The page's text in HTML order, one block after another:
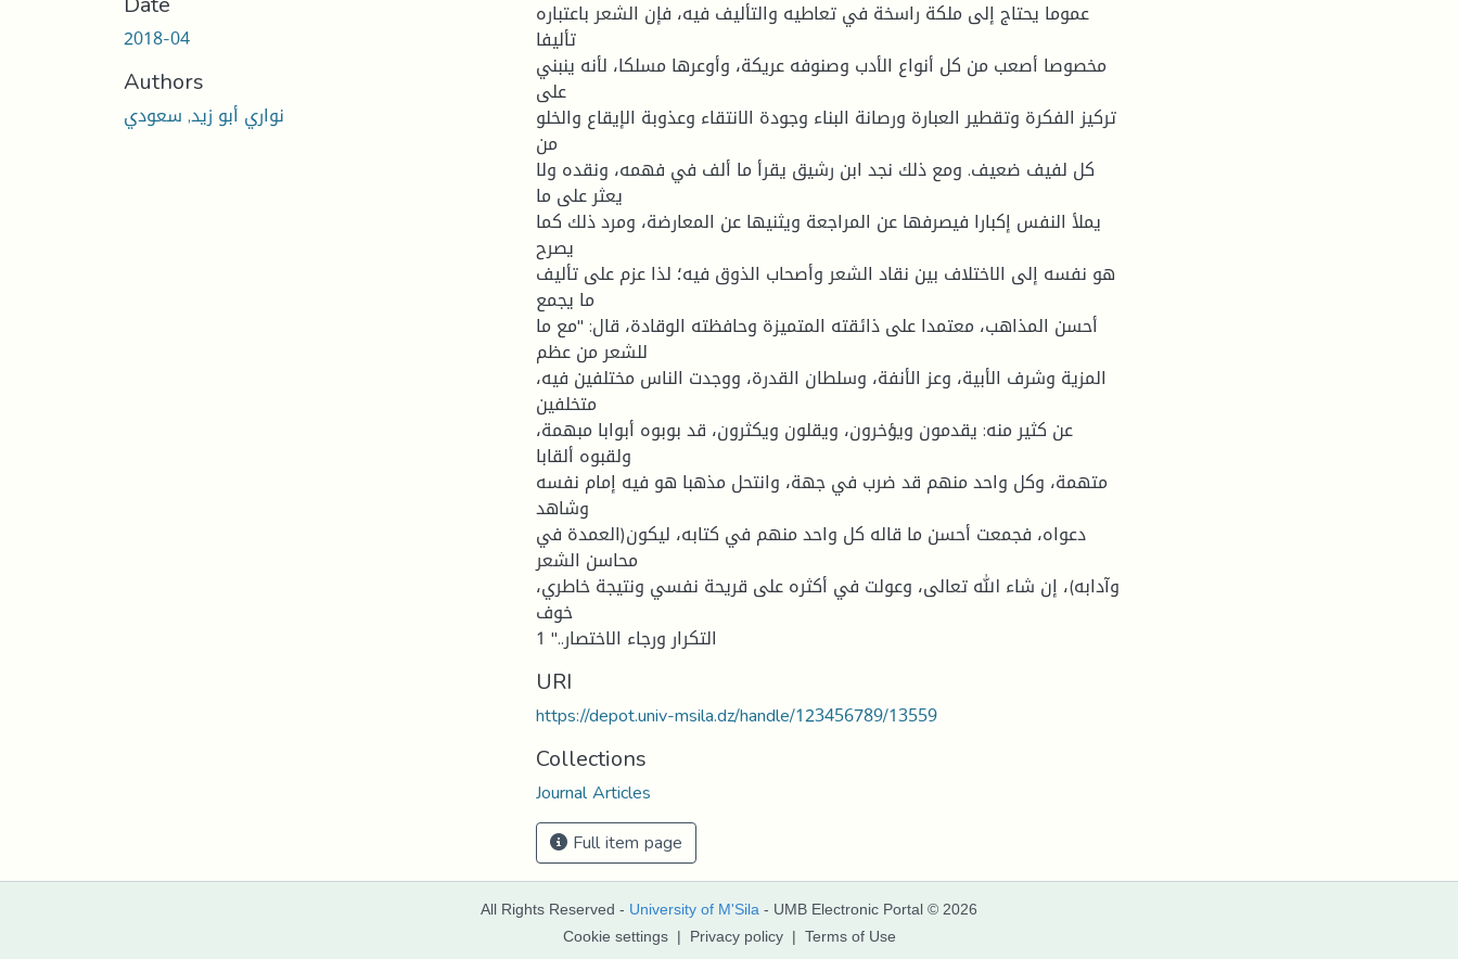
2018-04
Authors
نواري أبو زيد, سعودي
عموما يحتاج إلى ملكة راسخة في تعاطيه والتأليف فيه، فإن الشعر باعتباره
تأليفا
مخصوصا أصعب من كل أنواع الأدب وصنوفه عريكة، وأوعرها مسلكا، لأنه ينبني
على
تركيز الفكرة وتقطير العبارة ورصانة البناء وجودة الانتقاء وعذوبة الإيقاع والخلو
من
كل لفيف ضعيف. ومع ذلك نجد ابن رشيق يقرأ ما ألف في فهمه، ونقده ولا
يعثر على ما
يملأ النفس إكبارا فيصرفها عن المراجعة ويثنيها عن المعارضة، ومرد ذلك كما
يصرح
هو نفسه إلى الاختلاف بين نقاد الشعر وأصحاب الذوق فيه؛ لذا عزم على تأليف
ما يجمع
أحسن المذاهب، معتمدا على ذائقته المتميزة وحافظته الوقادة، قال: "مع ما
للشعر من عظم
المزية وشرف الأبية، وعز الأنفة، وسلطان القدرة، ووجدت الناس مختلفين فيه،
متخلفين
عن كثير منه: يقدمون ويؤخرون، ويقلون ويكثرون، قد بوبوه أبوابا مبهمة،
ولقبوه ألقابا
متهمة، وكل واحد منهم قد ضرب في جهة، وانتحل مذهبا هو فيه إمام نفسه
وشاهد
دعواه، فجمعت أحسن ما قاله كل واحد منهم في كتابه، ليكون(العمدة في
محاسن الشعر
وآدابه)، إن شاء الله تعالى، وعولت في أكثره على قريحة نفسي ونتيجة خاطري،
خوف
التكرار ورجاء الاختصار.." 1
URI
https://depot.univ-msila.dz/handle/123456789/13559
Collections
Journal Articles
Full item page
All Rights Reserved - University of M'Sila - UMB Electronic Portal © 2026
Cookie settings | Privacy policy | Terms of Use